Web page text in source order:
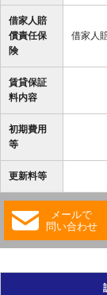
借家人賠
償責任保
険
借家人
賃貸保証
料内容
初期費用
等
更新料等
メールで
問い合わせ